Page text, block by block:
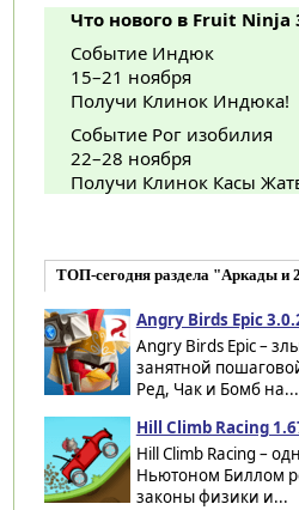
Что нового в Fruit Ninja
Событие Индюк
15–21 ноября
Получи Клинок Индюка!
Событие Рог изобилия
22–28 ноября
Получи Клинок Касы
ТОП-сегодня раздела "Аркады и
Angry Birds Epic
Angry Birds Epic –
занятной
Ред, Чак и Бомб на...
Hill Climb Racing
Hill Climb Racing –
Ньютоном Биллом
законы физики и...